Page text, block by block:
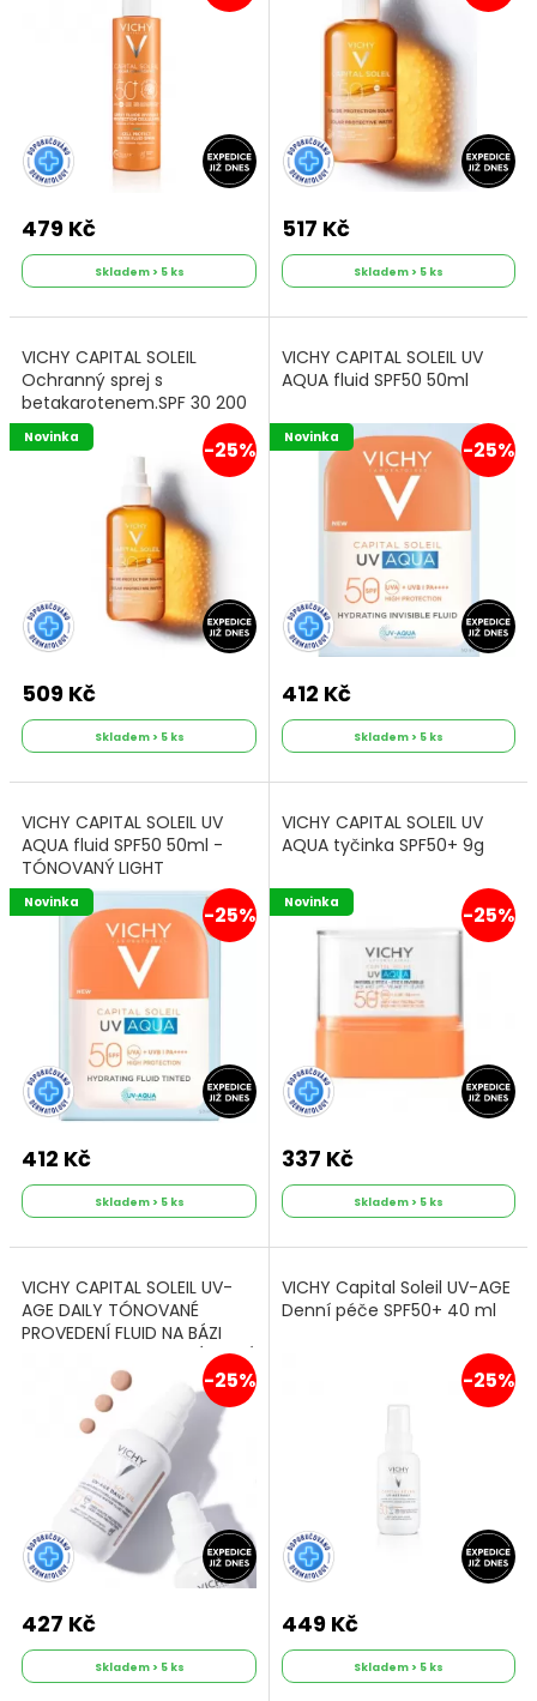
479 Kč
Skladem > 5 ks
517 Kč
Skladem > 5 ks
VICHY CAPITAL SOLEIL
Ochranný sprej s
betakarotenem.SPF 30 200
ml
-25%
Novinka
509 Kč
Skladem > 5 ks
VICHY CAPITAL SOLEIL UV
AQUA fluid SPF50 50ml
-25%
Novinka
412 Kč
Skladem > 5 ks
VICHY CAPITAL SOLEIL UV
AQUA fluid SPF50 50ml -
TÓNOVANÝ LIGHT
-25%
Novinka
412 Kč
Skladem > 5 ks
VICHY CAPITAL SOLEIL UV
AQUA tyčinka SPF50+ 9g
-25%
Novinka
337 Kč
Skladem > 5 ks
VICHY CAPITAL SOLEIL UV-
AGE DAILY TÓNOVANÉ
PROVEDENÍ FLUID NA BÁZI
VODY PROTI FOTOSTÁRNUTÍ
SPF 50+ 40 ml
-25%
427 Kč
Skladem > 5 ks
VICHY Capital Soleil UV-AGE
Denní péče SPF50+ 40 ml
-25%
449 Kč
Skladem > 5 ks